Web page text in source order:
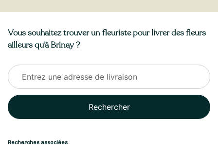
Vous souhaitez trouver un fleuriste pour livrer des fleurs
ailleurs qu’à Brinay ?
Rechercher
Recherches associées